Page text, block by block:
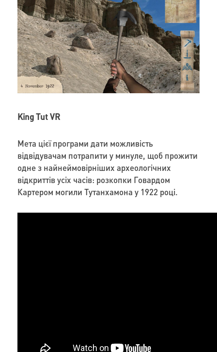
King Tut VR
Мета цієї програми дати можливість
відвідувачам потрапити у минуле, щоб прожити
одне з найнеймовірніших археологічних
відкриттів усіх часів: розкопки Говардом
Картером могили Тутанхамона у 1922 році.